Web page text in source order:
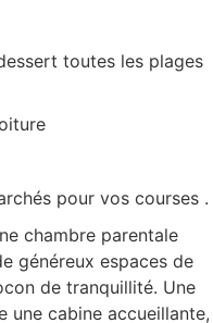
toutes les plages
pour vos courses .
chambre parentale
généreux espaces de
de tranquillité. Une
une cabine accueillante,